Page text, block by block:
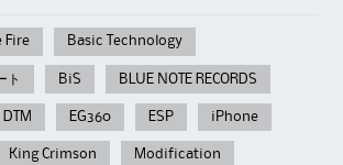
Fire Basic Technology
ト BiS BLUE NOTE RECORDS
DTM EG360 ESP iPhone
King Crimson Modification